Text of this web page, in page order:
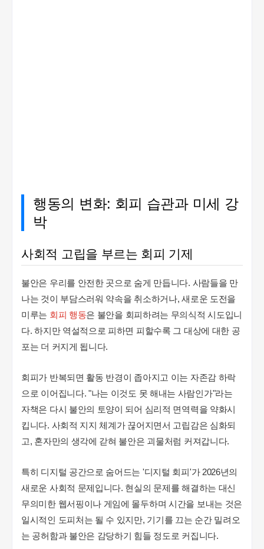
행동의 변화: 회피 습관과 미세 강
박
사회적 고립을 부르는 회피 기제
불안은 우리를 안전한 곳으로 숨게 만듭니다. 사람들을 만
나는 것이 부담스러워 약속을 취소하거나, 새로운 도전을
미루는 회피 행동은 불안을 회피하려는 무의식적 시도입니
다. 하지만 역설적으로 피하면 피할수록 그 대상에 대한 공
포는 더 커지게 됩니다.
회피가 반복되면 활동 반경이 좁아지고 이는 자존감 하락
으로 이어집니다. "나는 이것도 못 해내는 사람인가"라는
자책은 다시 불안의 토양이 되어 심리적 면역력을 약화시
킵니다. 사회적 지지 체계가 끊어지면서 고립감은 심화되
고, 혼자만의 생각에 갇혀 불안은 괴물처럼 커져갑니다.
특히 디지털 공간으로 숨어드는 '디지털 회피'가 2026년의
새로운 사회적 문제입니다. 현실의 문제를 해결하는 대신
무의미한 웹서핑이나 게임에 몰두하며 시간을 보내는 것은
일시적인 도피처는 될 수 있지만, 기기를 끄는 순간 밀려오
는 공허함과 불안은 감당하기 힘들 정도로 커집니다.